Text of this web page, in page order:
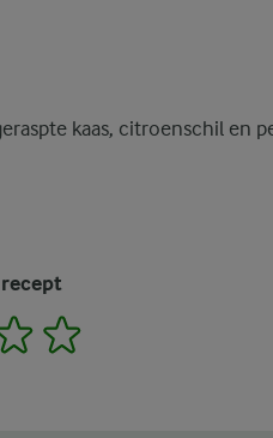
kaas, citroenschil en
4